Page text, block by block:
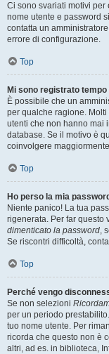
Ci sono svariati motivi per
nome utente e password
contatta un
errore di configurazione.
Top
Mi sono registrato
È possibile che un
per qualche ragione.
utenti che non hanno mai
database. Se il motivo è
coinvolgere
Top
Ho perso la mia
Niente panico! La tua
rigenerata. Per far questo
dimenticato la password,
Se riscontri difficoltà,
Top
Perché vengo
Se non selezioni
per un periodo
tuo nome utente. Per
ricorda che questo non è
altri, ad es. in biblioteca,